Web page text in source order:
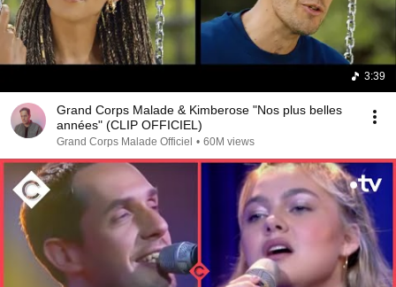
3:39
Grand Corps Malade & Kimberose "Nos plus belles
années" (CLIP OFFICIEL)
Grand Corps Malade Officiel • 60M views